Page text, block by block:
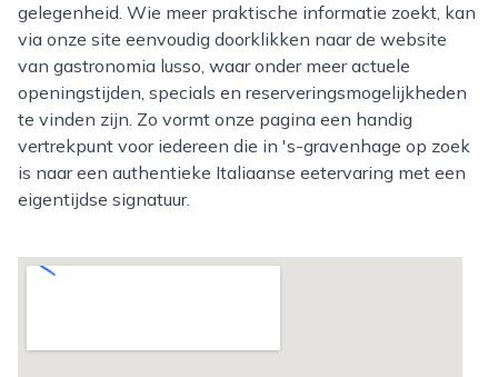
gelegenheid. Wie meer praktische informatie zoekt, kan
via onze site eenvoudig doorklikken naar de website
van gastronomia lusso, waar onder meer actuele
openingstijden, specials en reserveringsmogelijkheden
te vinden zijn. Zo vormt onze pagina een handig
vertrekpunt voor iedereen die in 's-gravenhage op zoek
is naar een authentieke Italiaanse eetervaring met een
eigentijdse signatuur.